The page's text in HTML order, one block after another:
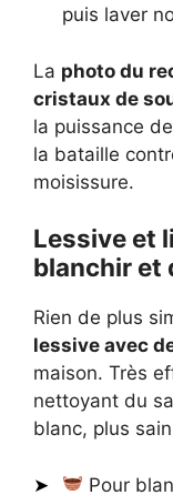
puis laver
La photo du
cristaux de
la puissance
la bataille
moisissure.
Lessive et
blanchir et
Rien de plus
lessive avec
maison. Très
nettoyant du
blanc, plus
Pour